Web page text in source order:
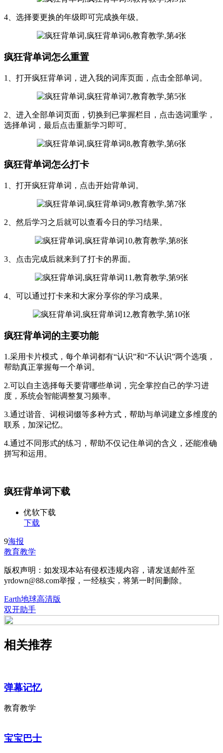
4、选择要更换的年级即可完成换年级。
疯狂背单词怎么重置
1、打开疯狂背单词，进入我的词库页面，点击全部单词。
2、进入全部单词页面，切换到已掌握栏目，点击选词重学，
选择单词，最后点击重新学习即可。
疯狂背单词怎么打卡
1、打开疯狂背单词，点击开始背单词。
2、然后学习之后就可以查看今日的学习结果。
3、点击完成后就来到了打卡的界面。
4、可以通过打卡来和大家分享你的学习成果。
疯狂背单词的主要功能
1.采用卡片模式，每个单词都有“认识”和“不认识”两个选项，
帮助真正掌握每一个单词。
2.可以自主选择每天要背哪些单词，完全掌控自己的学习进
度，系统会智能调整复习频率。
3.通过谐音、词根词缀等多种方式，帮助与单词建立多维度的
联系，加深记忆。
4.通过不同形式的练习，帮助不仅记住单词的含义，还能准确
拼写和运用。
疯狂背单词下载
优软下载
下载
9海报
教育教学
版权声明：如发现本站有侵权违规内容，请发送邮件至
yrdown@88.com举报，一经核实，将第一时间删除。
Earth地球高清版
双开助手
相关推荐
弹幕记忆
教育教学
宝宝巴士